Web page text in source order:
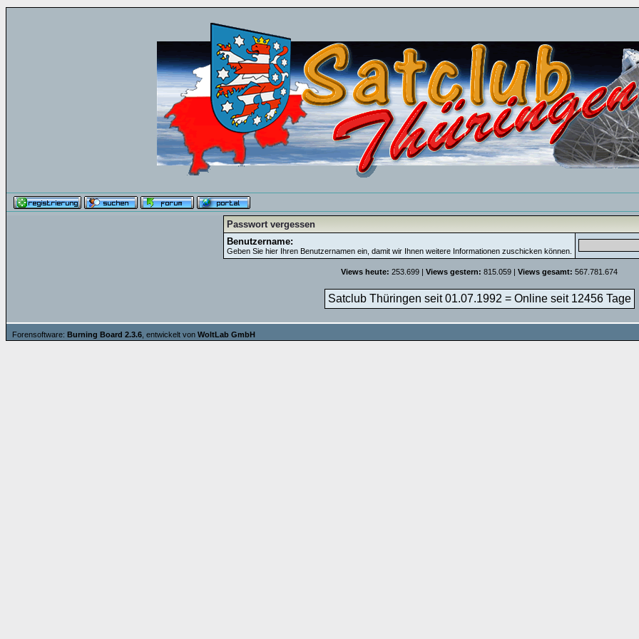
Passwort vergessen
Benutzername:
Geben Sie hier Ihren Benutzernamen ein, damit wir Ihnen weitere Informationen zuschicken können.
Views heute: 253.699 | Views gestern: 815.059 | Views gesamt: 567.781.674
Satclub Thüringen seit 01.07.1992 = Online seit 12456 Tage
Forensoftware: Burning Board 2.3.6 , entwickelt von WoltLab GmbH